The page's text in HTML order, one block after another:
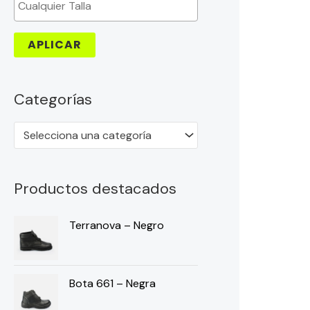
APLICAR
Categorías
Selecciona una categoría
Productos destacados
Terranova – Negro
Bota 661 – Negra